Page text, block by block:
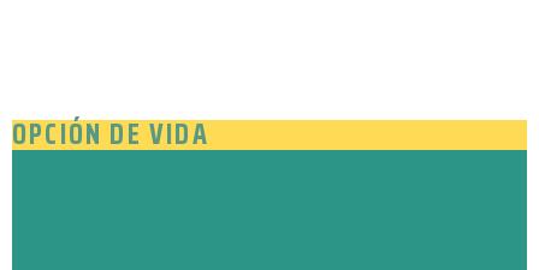
OPCIÓN DE VIDA